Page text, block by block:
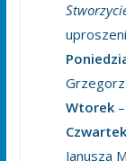
Wtorek
Czwartek
Janusza